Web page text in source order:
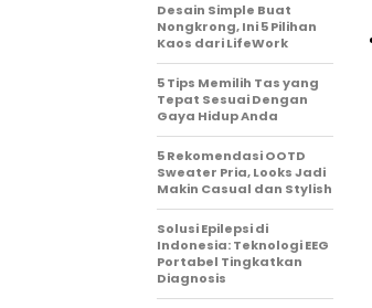
Desain Simple Buat
Nongkrong, Ini 5 Pilihan
Kaos dari LifeWork
5 Tips Memilih Tas yang
Tepat Sesuai Dengan
Gaya Hidup Anda
5 Rekomendasi OOTD
Sweater Pria, Looks Jadi
Makin Casual dan Stylish
Solusi Epilepsi di
Indonesia: Teknologi EEG
Portabel Tingkatkan
Diagnosis